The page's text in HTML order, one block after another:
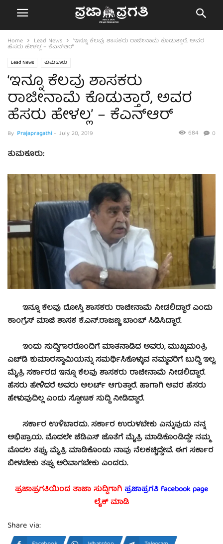
Home Lead News ‘ಇನ್ನೂ ಕೆಲವು ಶಾಸಕರು ರಾಜೀನಾಮೆ ಕೊಡುತ್ತಾರೆ, ಅವರ
ಹೆಸರು ಹೇಳಲ್ಲ’ – ಕೆಎನ್ಆರ್
Lead News ತುಮಕೂರು
‘ಇನ್ನೂ ಕೆಲವು ಶಾಸಕರು
ರಾಜೀನಾಮೆ ಕೊಡುತ್ತಾರೆ, ಅವರ
ಹೆಸರು ಹೇಳಲ್ಲ’ – ಕೆಎನ್ಆರ್
By Prajapragathi- July 20, 2019 0
684
ತುಮಕೂರು:
ಇನ್ನೂ ಕೆಲವು ದೋಸ್ತಿ ಶಾಸಕರು ರಾಜೀನಾಮೆ ನೀಡಲಿದ್ದಾರೆ ಎಂದು
ಕಾಂಗ್ರೆಸ್‌ ಮಾಜಿ ಶಾಸಕ ಕೆ.ಎನ್.ರಾಜಣ್ಣ ಬಾಂಬ್ ಸಿಡಿಸಿದ್ದಾರೆ.
ಇಂದು ಸುದ್ಧಿಗಾರರೊಂದಿಗೆ ಮಾತನಾಡಿದ ಅವರು, ಮುಖ್ಯಮಂತ್ರಿ
ಎಚ್‌ಡಿ ಕುಮಾರಸ್ವಾಮಿಯನ್ನು ಸಮರ್ಥಿಸಿಕೊಳ್ಳುವ ನಮ್ಮವರಿಗೆ ಬುದ್ಧಿ ಇಲ್ಲ.
ಮೈತ್ರಿ ಸರ್ಕಾರದ ಇನ್ನೂ ಕೆಲವು ಶಾಸಕರು ರಾಜೀನಾಮೆ ನೀಡಲಿದ್ದಾರೆ.
ಹೆಸರು ಹೇಳಿದರೆ ಅವರು ಅಲರ್ಟ್ ಆಗುತ್ತಾರೆ. ಹಾಗಾಗಿ ಅವರ ಹೆಸರು
ಹೇಳುವುದಿಲ್ಲ ಎಂದು ಸ್ಫೋಟಕ ಸುದ್ದಿ ನೀಡಿದ್ದಾರೆ.
ಸರ್ಕಾರ ಉಳಿಬಾರದು. ಸರ್ಕಾರ ಉರುಳಬೇಕು ಎನ್ನುವುದು ನನ್ನ
ಅಭಿಪ್ರಾಯ. ಮೊದಲೇ ಜೆಡಿಎಸ್ ಜೊತೆಗೆ ಮೈತ್ರಿ ಮಾಡಿಕೊಂಡಿದ್ದೇ ನಮ್ಮ
ಮೊದಲ ತಪ್ಪು, ಮೈತ್ರಿ ಮಾಡಿಕೊಂಡು ನಾವು ನೆಲಕಚ್ಚಿದ್ದೇವೆ. ಈಗ ಸರ್ಕಾರ
ಬೀಳಬೇಕು ತಪ್ಪು ಅರಿವಾಗಬೇಕು ಎಂದರು.
ಪ್ರಜಾಪ್ರಗತಿಯಿಂದ ತಾಜಾ ಸುದ್ದಿಗಾಗಿಪ್ರಜಾಪ್ರಗತಿ facebookpage
ಲೈಕ್ ಮಾಡಿ
Share via: